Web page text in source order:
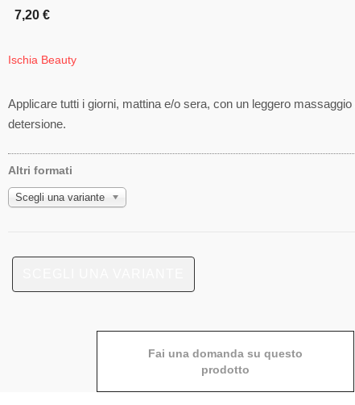
7,20 €
Ischia Beauty
Applicare tutti i giorni, mattina e/o sera, con un leggero massaggio
detersione.
Altri formati
Scegli una variante
Fai una domanda su questo
prodotto